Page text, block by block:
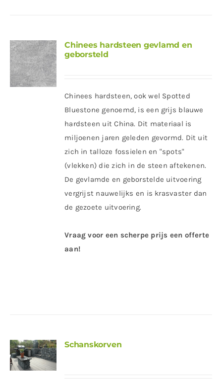
Chinees hardsteen gevlamd en
geborsteld
Chinees hardsteen, ook wel Spotted
Bluestone genoemd, is een grijs blauwe
hardsteen uit China. Dit materiaal is
miljoenen jaren geleden gevormd. Dit uit
zich in talloze fossielen en "spots"
(vlekken) die zich in de steen aftekenen.
De gevlamde en geborstelde uitvoering
vergrijst nauwelijks en is krasvaster dan
de gezoete uitvoering.
Vraag voor een scherpe prijs een offerte
aan!
Schanskorven